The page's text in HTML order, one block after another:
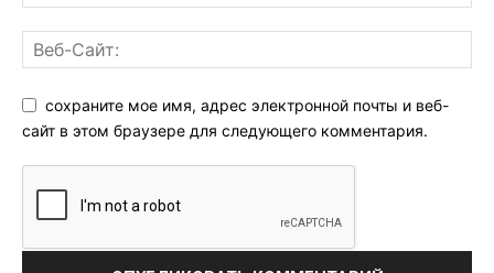
сохраните мое имя, адрес электронной почты и веб-
сайт в этом браузере для следующего комментария.